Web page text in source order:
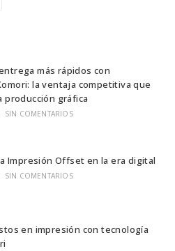
más rápidos con
la ventaja competitiva que
producción gráfica
SIN COMENTARIOS
Impresión Offset en la era digital
SIN COMENTARIOS
en impresión con tecnología